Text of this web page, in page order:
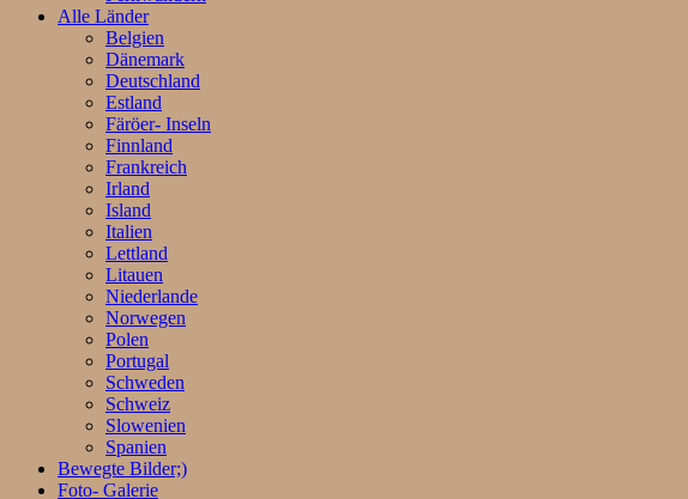
Alle Länder
Belgien
Dänemark
Deutschland
Estland
Färöer- Inseln
Finnland
Frankreich
Irland
Island
Italien
Lettland
Litauen
Niederlande
Norwegen
Polen
Portugal
Schweden
Schweiz
Slowenien
Spanien
Bewegte Bilder;)
Foto- Galerie